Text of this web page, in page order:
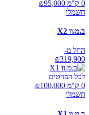
0 ק"מ ₪
95,000
חשמלי
ב.מ.וו X2
החל מ-
₪319,900
לכל הפרטים
0 ק"מ ₪
100,000
חשמלי